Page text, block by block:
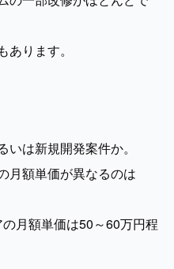
ります。
は新規開発案件か。
月額単価が異なるのは
月額単価は50～60万円程